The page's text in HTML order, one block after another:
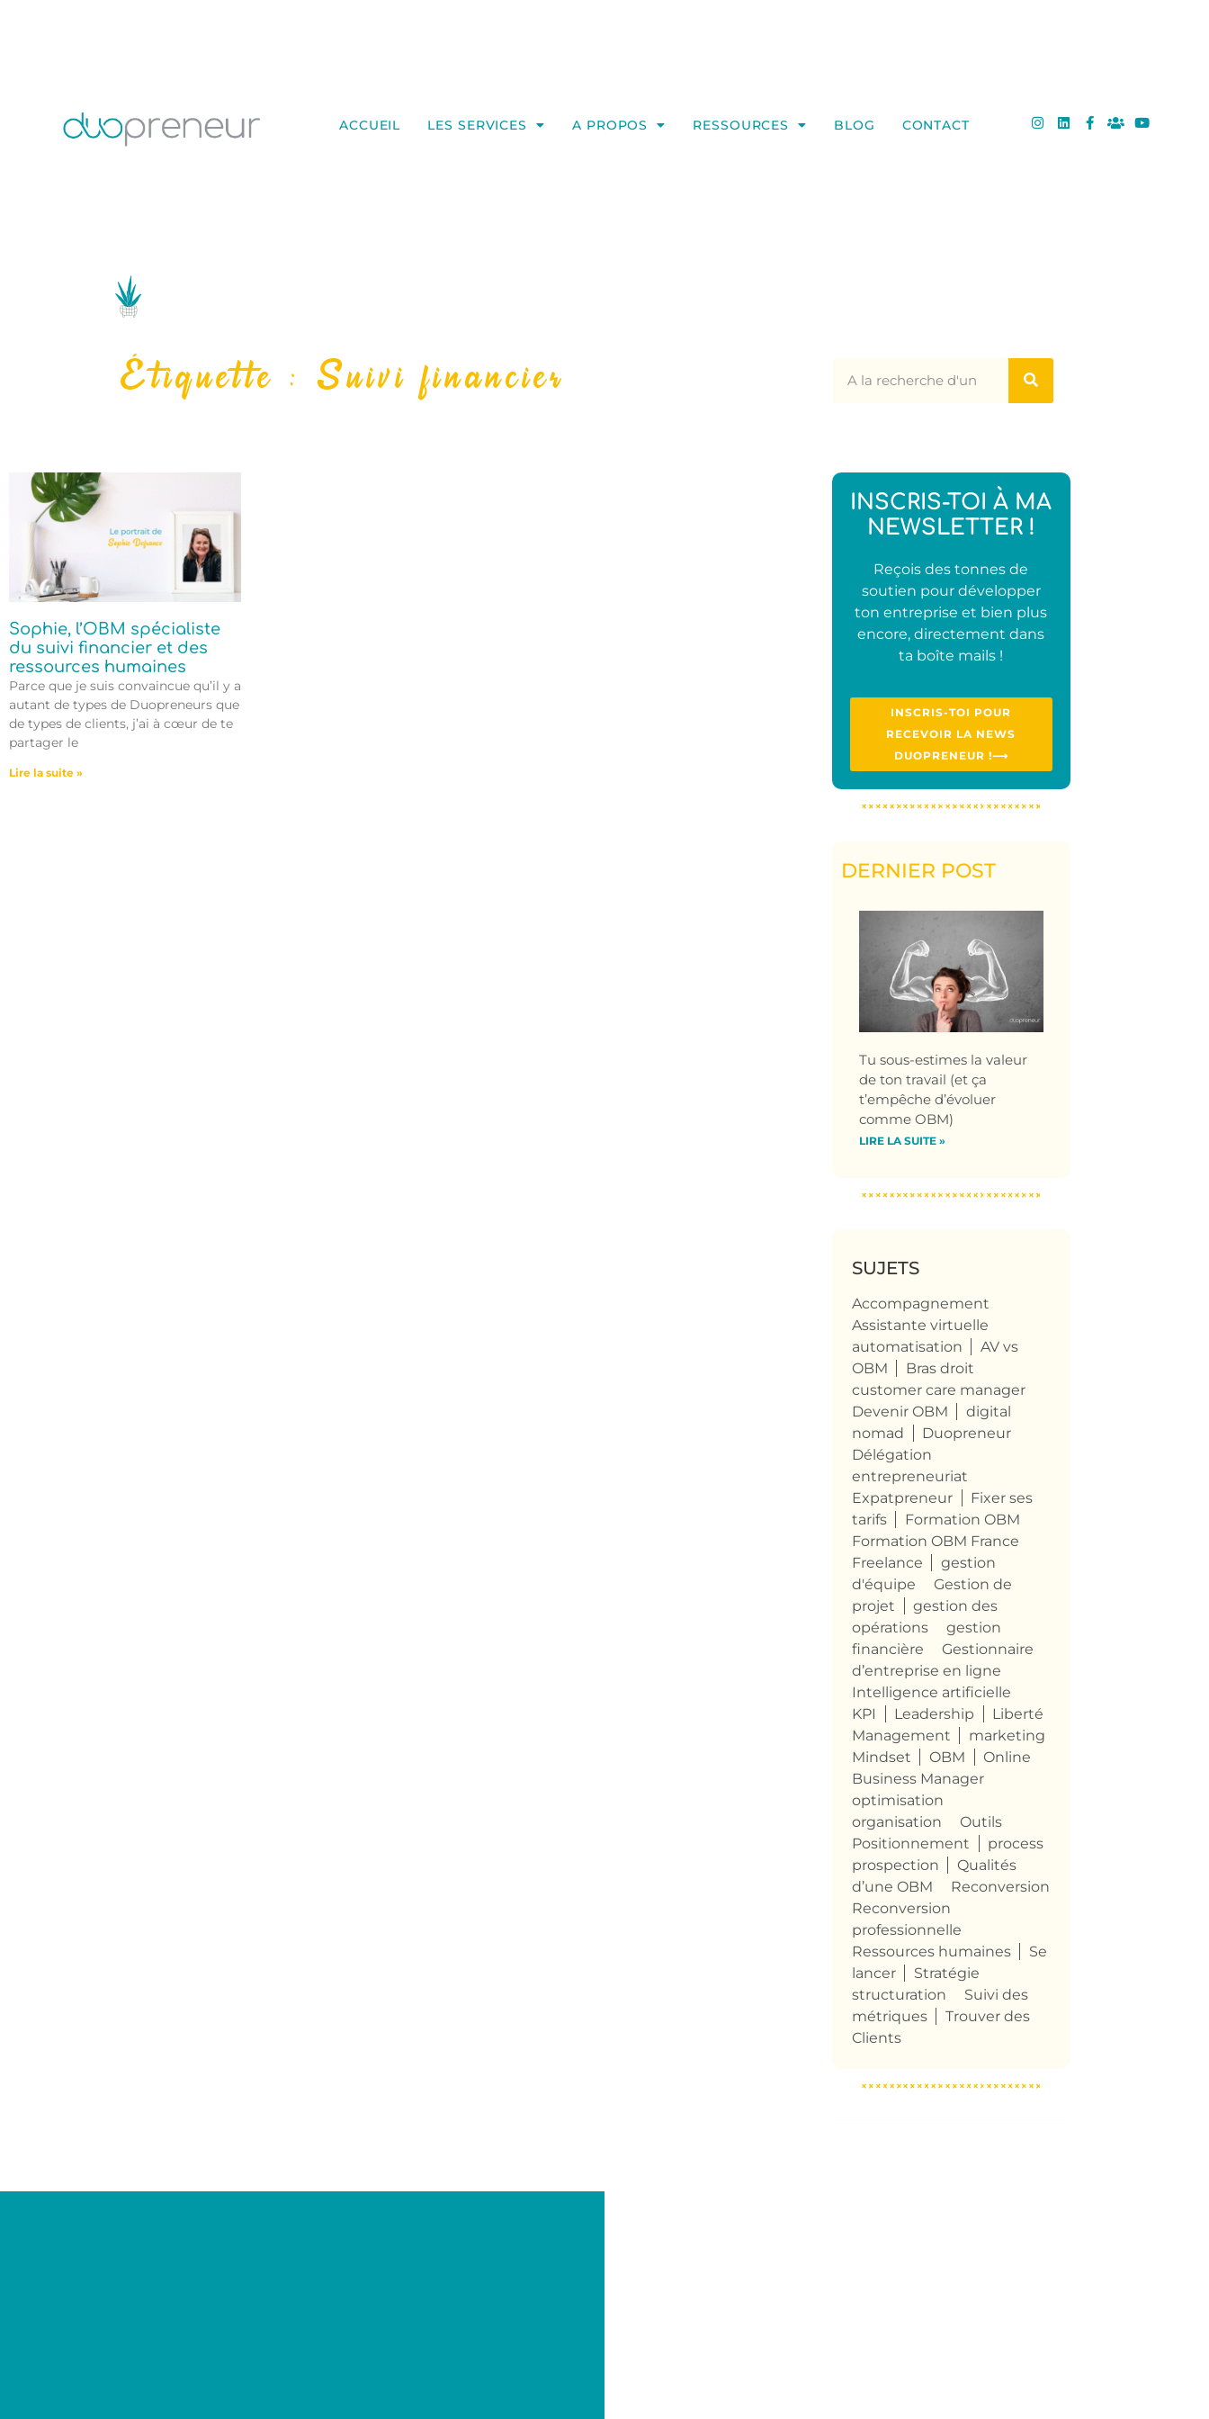
ACCUEIL LES SERVICES A PROPOS RESSOURCES BLOG CONTACT
Étiquette : Suivi financier
Sophie, l’OBM spécialiste
du suivi financier et des
ressources humaines
Parce que je suis convaincue qu’il y a
autant de types de Duopreneurs que
de types de clients, j’ai à cœur de te
partager le
Lire la suite »
INSCRIS-TOI À MA
NEWSLETTER !
Reçois des tonnes de
soutien pour développer
ton entreprise et bien plus
encore, directement dans
ta boîte mails !
INSCRIS-TOI POUR
RECEVOIR LA NEWS
DUOPRENEUR !⟶
DERNIER POST
Tu sous-estimes la valeur
de ton travail (et ça
t’empêche d’évoluer
comme OBM)
LIRE LA SUITE »
SUJETS
Accompagnement
Assistante virtuelle
automatisation
AV vs
OBM
Bras droit
customer care manager
Devenir OBM
digital
nomad
Duopreneur
Délégation
entrepreneuriat
Expatpreneur
Fixer ses
tarifs
Formation OBM
Formation OBM France
Freelance
gestion
d'équipe
Gestion de
projet
gestion des
opérations
gestion
financière
Gestionnaire
d’entreprise en ligne
Intelligence artificielle
KPI
Leadership
Liberté
Management
marketing
Mindset
OBM
Online
Business Manager
optimisation
organisation
Outils
Positionnement
process
prospection
Qualités
d’une OBM
Reconversion
Reconversion
professionnelle
Ressources humaines
Se
lancer
Stratégie
structuration
Suivi des
métriques
Trouver des
Clients